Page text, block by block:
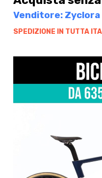
Venditore: Zyclora
SPEDIZIONE IN TUTTA